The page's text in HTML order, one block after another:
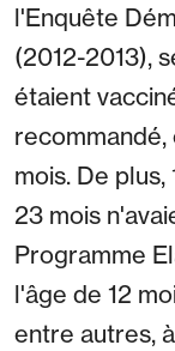
l'Enquête
(2012-2013),
étaient
recommandé,
mois. De
23 mois
Programme
l'âge de 12
entre autres,